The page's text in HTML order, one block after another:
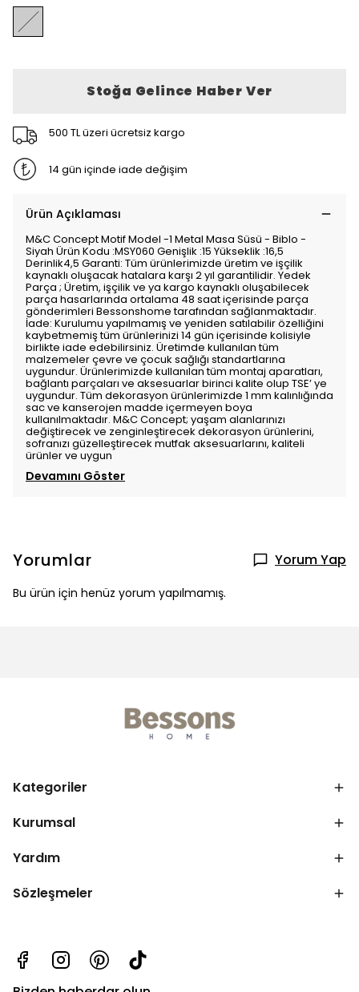
Stoğa Gelince Haber Ver
500 TL üzeri ücretsiz kargo
14 gün içinde iade değişim
Ürün Açıklaması
M&C Concept Motif Model -1 Metal Masa Süsü - Biblo -
Siyah Ürün Kodu :MSY060 Genişlik :15 Yükseklik :16,5
Derinlik4,5 Garanti: Tüm ürünlerimizde üretim ve işçilik
kaynaklı oluşacak hatalara karşı 2 yıl garantilidir. Yedek
Parça ; Üretim, işçilik ve ya kargo kaynaklı oluşabilecek
parça hasarlarında ortalama 48 saat içerisinde parça
gönderimleri Bessonshome tarafından sağlanmaktadır.
İade: Kurulumu yapılmamış ve yeniden satılabilir özelliğini
kaybetmemiş tüm ürünlerinizi 14 gün içerisinde kolisiyle
birlikte iade edebilirsiniz. Üretimde kullanılan tüm
malzemeler çevre ve çocuk sağlığı standartlarına
uygundur. Ürünlerimizde kullanılan tüm montaj aparatları,
bağlantı parçaları ve aksesuarlar birinci kalite olup TSE’ ye
uygundur. Tüm dekorasyon ürünlerimizde 1 mm kalınlığında
sac ve kanserojen madde içermeyen boya
kullanılmaktadır. M&C Concept; yaşam alanlarınızı
değiştirecek ve zenginleştirecek dekorasyon ürünlerini,
sofranızı güzelleştirecek mutfak aksesuarlarını, kaliteli
ürünler ve uygun
Devamını Göster
Yorumlar Yorum Yap
Bu ürün için henüz yorum yapılmamış.
Kategoriler
Kurumsal
Yardım
Sözleşmeler